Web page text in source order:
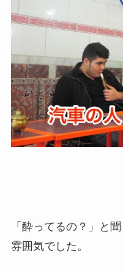
「酔ってるの？」と
雰囲気でした。